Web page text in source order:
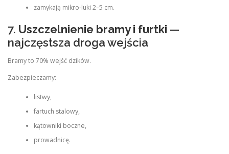
zamykają mikro‑luki 2–5 cm.
7. Uszczelnienie bramy i furtki —
najczęstsza droga wejścia
Bramy to 70% wejść dzików.
Zabezpieczamy:
listwy,
fartuch stalowy,
kątowniki boczne,
prowadnicę.